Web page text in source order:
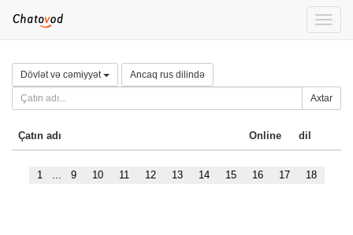
Toggle
Dövlət və cəmiyyət Ancaq rus dilində
Axtar
Çatın adı Online dil
1 ... 9 10 11 12 13 14 15 16 17 18